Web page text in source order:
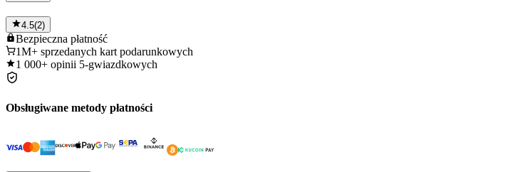
4.5(2)
Bezpieczna płatność
1M+ sprzedanych kart podarunkowych
1 000+ opinii 5-gwiazdkowych
Obsługiwane metody płatności